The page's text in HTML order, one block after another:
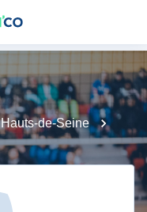
Hauts-de-Seine